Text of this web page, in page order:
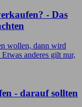
- Das
wollen, dann wird
anderes gilt nur,
- darauf sollten